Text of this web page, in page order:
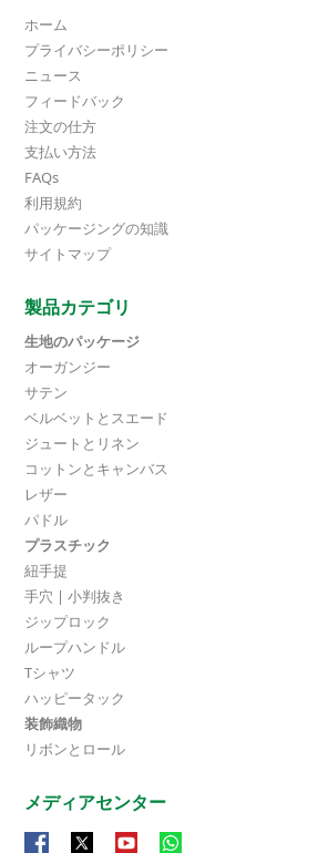
ホーム
プライバシーポリシー
ニュース
フィードバック
注文の仕方
支払い方法
FAQs
利用規約
パッケージングの知識
サイトマップ
製品カテゴリ
生地のパッケージ
オーガンジー
サテン
ベルベットとスエード
ジュートとリネン
コットンとキャンバス
レザー
パドル
プラスチック
紐手提
手穴 | 小判抜き
ジップロック
ループハンドル
Tシャツ
ハッピータック
装飾織物
リボンとロール
メディアセンター